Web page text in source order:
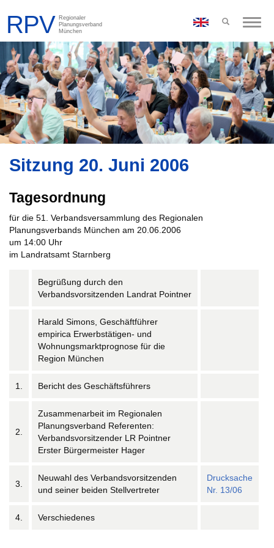
Toggle
Sitzung 20. Juni 2006
Tagesordnung
für die 51. Verbandsversammlung des Regionalen
Planungsverbands München am 20.06.2006
um 14:00 Uhr
im Landratsamt Starnberg
Begrüßung durch den
Verbandsvorsitzenden Landrat Pointner
Harald Simons, Geschäftführer
empirica Erwerbstätigen- und
Wohnungsmarktprognose für die
Region München
1. Bericht des Geschäftsführers
2.
Zusammenarbeit im Regionalen
Planungsverband Referenten:
Verbandsvorsitzender LR Pointner
Erster Bürgermeister Hager
3.
Neuwahl des Verbandsvorsitzenden
und seiner beiden Stellvertreter
Drucksache
Nr. 13/06
4. Verschiedenes